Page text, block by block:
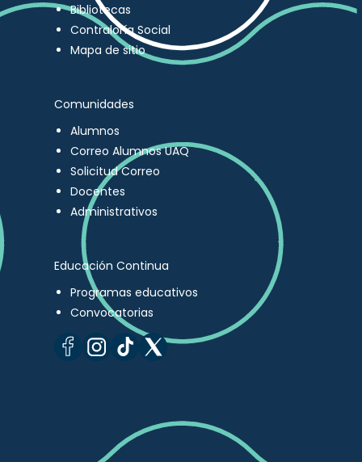
Bibliotecas
Contraloría Social
Mapa de sitio
Comunidades
Alumnos
Correo Alumnos UAQ
Solicitud Correo
Docentes
Administrativos
Educación Continua
Programas educativos
Convocatorias